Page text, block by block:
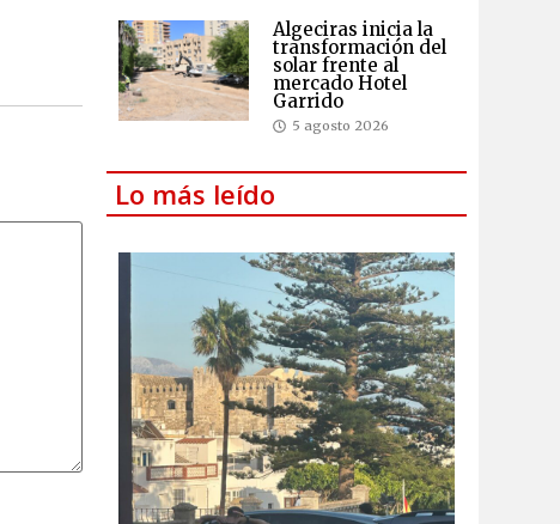
Algeciras inicia la
transformación del
solar frente al
mercado Hotel
Garrido
5 agosto 2026
Lo más leído